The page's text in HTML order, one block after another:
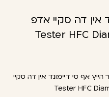
אין דה סקיי אדפ
Tester HFC
אף סי דיימונד אין דה סקיי